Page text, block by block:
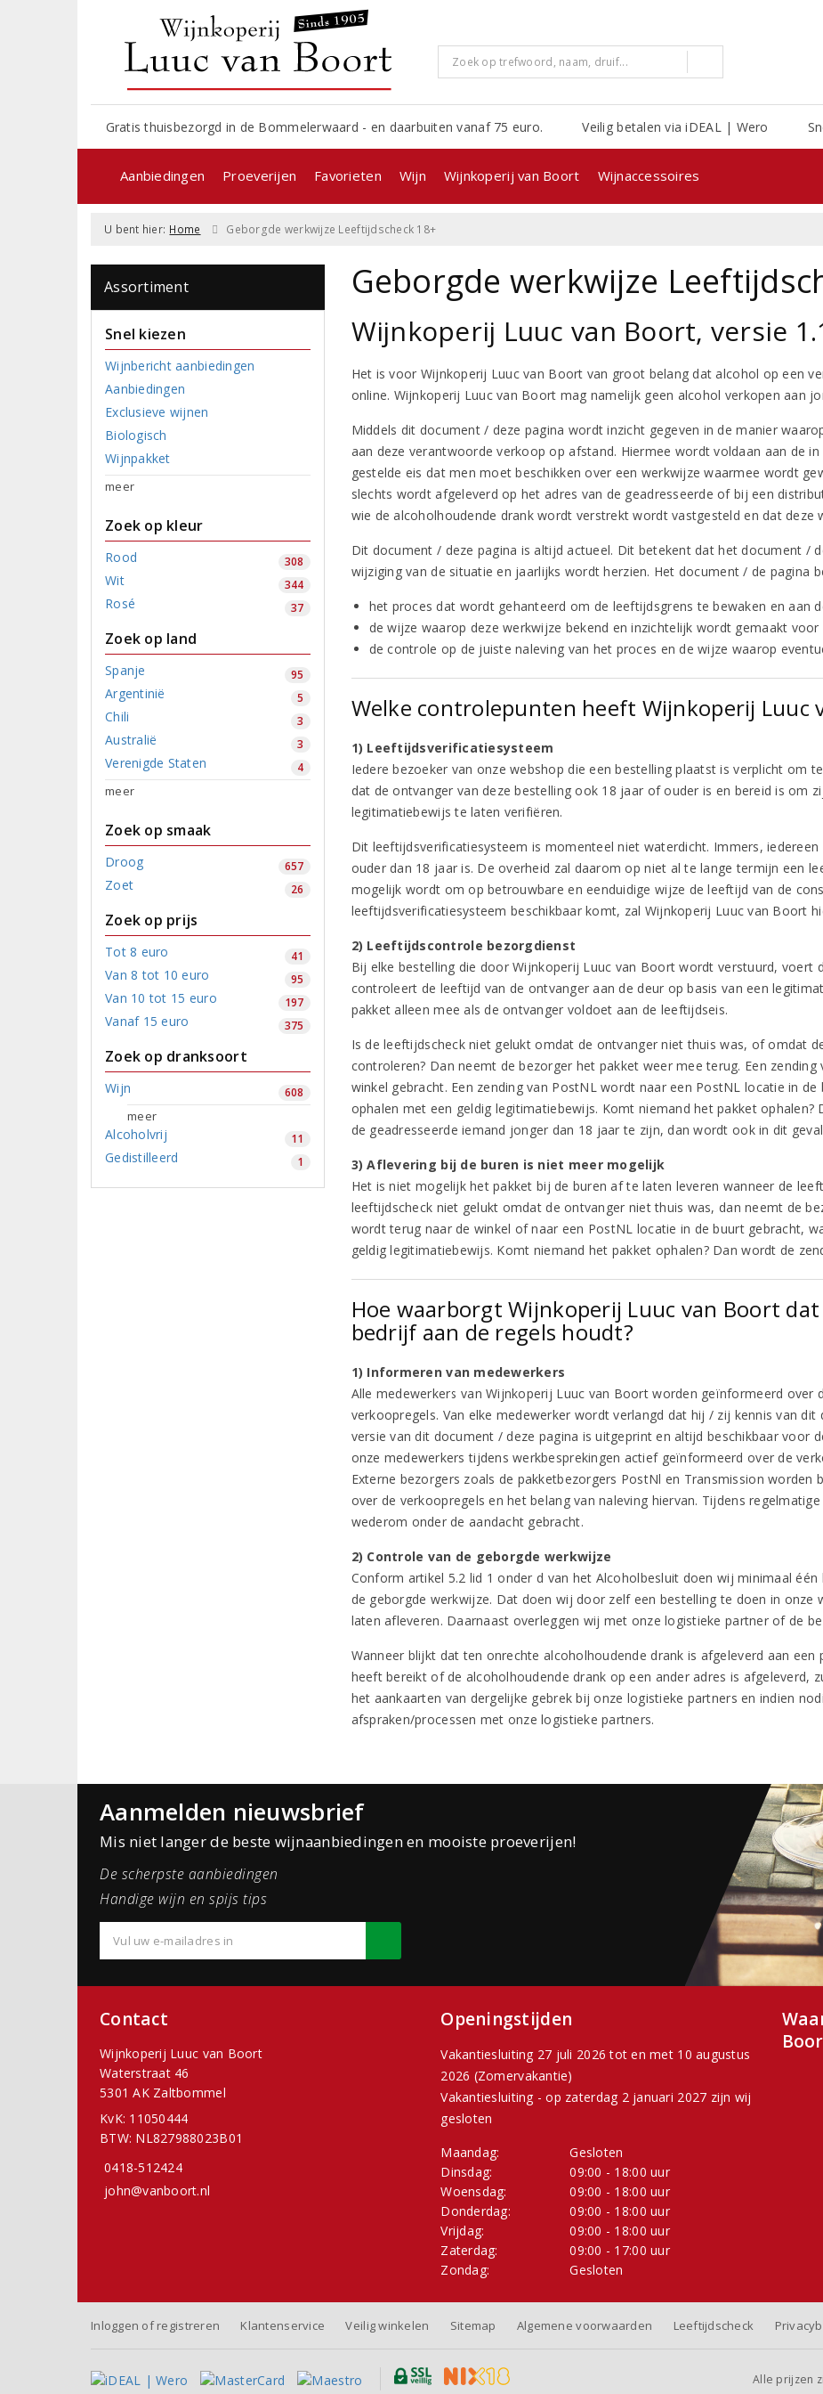
Gratis thuisbezorgd in de Bommelerwaard - en daarbuiten vanaf 75 euro. Veilig betalen via iDEAL | Wero
Aanbiedingen Proeverijen Favorieten Wijn Wijnkoperij van Boort Wijnaccessoires
U bent hier: Home Geborgde werkwijze Leeftijdscheck 18+
Assortiment
Snel kiezen
Wijnbericht aanbiedingen
Aanbiedingen
Exclusieve wijnen
Biologisch
Wijnpakket
meer
Zoek op kleur
Rood 308
Wit 344
Rosé 37
Zoek op land
Spanje 95
Argentinië 5
Chili 3
Australië 3
Verenigde Staten 4
meer
Zoek op smaak
Droog 657
Zoet 26
Zoek op prijs
Tot 8 euro 41
Van 8 tot 10 euro 95
Van 10 tot 15 euro 197
Vanaf 15 euro 375
Zoek op dranksoort
Wijn 608
meer
Alcoholvrij 11
Gedistilleerd 1
Geborgde werkwijze
Wijnkoperij Luuc van Boort, versie
Het is voor Wijnkoperij Luuc van Boort van groot belang dat alcohol op een
online. Wijnkoperij Luuc van Boort mag namelijk geen alcohol verkopen aan
Middels dit document / deze pagina wordt inzicht gegeven in de manier
aan deze verantwoorde verkoop op afstand. Hiermee wordt voldaan aan de
gestelde eis dat men moet beschikken over een werkwijze waarmee wordt
slechts wordt afgeleverd op het adres van de geadresseerde of bij een
wie de alcoholhoudende drank wordt verstrekt wordt vastgesteld en dat deze
Dit document / deze pagina is altijd actueel. Dit betekent dat het document /
wijziging van de situatie en jaarlijks wordt herzien. Het document / de pagina
het proces dat wordt gehanteerd om de leeftijdsgrens te bewaken en aan
de wijze waarop deze werkwijze bekend en inzichtelijk wordt gemaakt voor
de controle op de juiste naleving van het proces en de wijze waarop
Welke controlepunten heeft Wijnkoperij Luuc
1) Leeftijdsverificatiesysteem
Iedere bezoeker van onze webshop die een bestelling plaatst is verplicht om
dat de ontvanger van deze bestelling ook 18 jaar of ouder is en bereid is om
legitimatiebewijs te laten verifiëren.
Dit leeftijdsverificatiesysteem is momenteel niet waterdicht. Immers,
ouder dan 18 jaar is. De overheid zal daarom op niet al te lange termijn een
mogelijk wordt om op betrouwbare en eenduidige wijze de leeftijd van de
leeftijdsverificatiesysteem beschikbaar komt, zal Wijnkoperij Luuc van Boort
2) Leeftijdscontrole bezorgdienst
Bij elke bestelling die door Wijnkoperij Luuc van Boort wordt verstuurd, voert
controleert de leeftijd van de ontvanger aan de deur op basis van een
pakket alleen mee als de ontvanger voldoet aan de leeftijdseis.
Is de leeftijdscheck niet gelukt omdat de ontvanger niet thuis was, of omdat
controleren? Dan neemt de bezorger het pakket weer mee terug. Een
winkel gebracht. Een zending van PostNL wordt naar een PostNL locatie in
ophalen met een geldig legitimatiebewijs. Komt niemand het pakket
de geadresseerde iemand jonger dan 18 jaar te zijn, dan wordt ook in dit
3) Aflevering bij de buren is niet meer mogelijk
Het is niet mogelijk het pakket bij de buren af te laten leveren wanneer de
leeftijdscheck niet gelukt omdat de ontvanger niet thuis was, dan neemt de
wordt terug naar de winkel of naar een PostNL locatie in de buurt gebracht,
geldig legitimatiebewijs. Komt niemand het pakket ophalen? Dan wordt de
Hoe waarborgt Wijnkoperij Luuc van Boort
bedrijf aan de regels houdt?
1) Informeren van medewerkers
Alle medewerkers van Wijnkoperij Luuc van Boort worden geïnformeerd over
verkoopregels. Van elke medewerker wordt verlangd dat hij / zij kennis van
versie van dit document / deze pagina is uitgeprint en altijd beschikbaar voor
onze medewerkers tijdens werkbesprekingen actief geïnformeerd over de
Externe bezorgers zoals de pakketbezorgers PostNl en Transmission worden
over de verkoopregels en het belang van naleving hiervan. Tijdens
wederom onder de aandacht gebracht.
2) Controle van de geborgde werkwijze
Conform artikel 5.2 lid 1 onder d van het Alcoholbesluit doen wij minimaal
de geborgde werkwijze. Dat doen wij door zelf een bestelling te doen in onze
laten afleveren. Daarnaast overleggen wij met onze logistieke partner of de
Wanneer blijkt dat ten onrechte alcoholhoudende drank is afgeleverd aan
heeft bereikt of de alcoholhoudende drank op een ander adres is afgeleverd,
het aankaarten van dergelijke gebrek bij onze logistieke partners en indien
afspraken/processen met onze logistieke partners.
Aanmelden nieuwsbrief
Mis niet langer de beste wijnaanbiedingen en mooiste proeverijen!
De scherpste aanbiedingen
Handige wijn en spijs tips
Contact
Wijnkoperij Luuc van Boort
Waterstraat 46
5301 AK Zaltbommel
KvK: 11050444
BTW: NL827988023B01
0418-512424
john@vanboort.nl
Openingstijden
Vakantiesluiting 27 juli 2026 tot en met 10 augustus
2026 (Zomervakantie)
Vakantiesluiting - op zaterdag 2 januari 2027 zijn wij
gesloten
Maandag:
Gesloten
Dinsdag:
09:00 - 18:00 uur
Woensdag:
09:00 - 18:00 uur
Donderdag:
09:00 - 18:00 uur
Vrijdag:
09:00 - 18:00 uur
Zaterdag:
09:00 - 17:00 uur
Zondag:
Gesloten
Inloggen of registreren Klantenservice Veilig winkelen Sitemap Algemene voorwaarden Leeftijdscheck
Alle prijzen